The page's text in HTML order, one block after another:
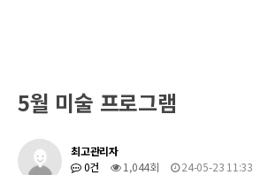
5월 미술 프로그램
최고관리자
0건
1,044회 24-05-23 11:33